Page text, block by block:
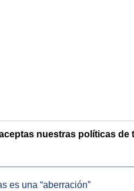
nuestras políticas de
es una “aberración”